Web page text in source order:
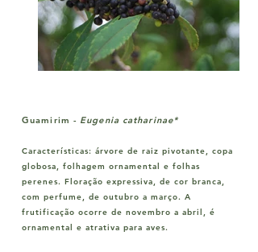
Guamirim - Eugenia catharinae*
Características: árvore de raiz pivotante, copa
globosa, folhagem ornamental e folhas
perenes. Floração expressiva, de cor branca,
com perfume, de outubro a março. A
frutificação ocorre de novembro a abril, é
ornamental e atrativa para aves.